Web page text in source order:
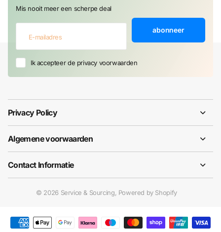
Mis nooit meer een scherpe deal
abonneer
Ik accepteer de privacy voorwaarden
Privacy Policy
Algemene voorwaarden
Contact Informatie
© 2026 Service & Sourcing, Powered by Shopify